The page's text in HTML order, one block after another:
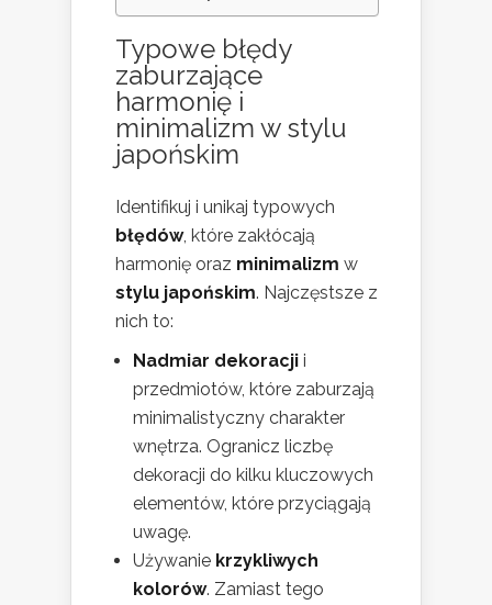
Typowe błędy
zaburzające
harmonię i
minimalizm w stylu
japońskim
Identifikuj i unikaj typowych
błędów, które zakłócają
harmonię oraz minimalizm w
stylu japońskim. Najczęstsze z
nich to:
Nadmiar dekoracji i
przedmiotów, które zaburzają
minimalistyczny charakter
wnętrza. Ogranicz liczbę
dekoracji do kilku kluczowych
elementów, które przyciągają
uwagę.
Używanie krzykliwych
kolorów. Zamiast tego